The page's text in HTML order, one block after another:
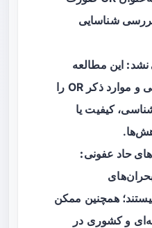
شناسایی
نشد: این مطالعه
فقط میزان گزارش‌دهی و موارد ذکر OR را
کیفیت یا
حاد عفونی:
همچنین ممکن
و کشوری در